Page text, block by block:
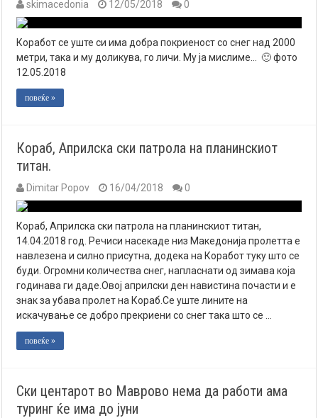
skimacedonia 12/05/2018 0
Коработ се уште си има добра покриеност со снег над 2000
метри, така и му доликува, го личи. Му ја мислиме… 🙂 фото
12.05.2018
повеќе »
Кораб, Априлска ски патрола на планинскиот
титан.
Dimitar Popov 16/04/2018 0
Кораб, Априлска ски патрола на планинскиот титан,
14.04.2018 год. Речиси насекаде низ Mакедонија пролетта е
навлезена и силно присутна, додека на Коработ туку што се
буди. Огромни количества снег, напласнати од зимава која
годинава ги даде.Овој априлски ден навистина почасти и е
знак за убава пролет на Кораб.Се уште лините на
искачување се добро прекриени со снег така што се …
повеќе »
Ски центарот во Маврово нема да работи ама
туринг ќе има до јуни